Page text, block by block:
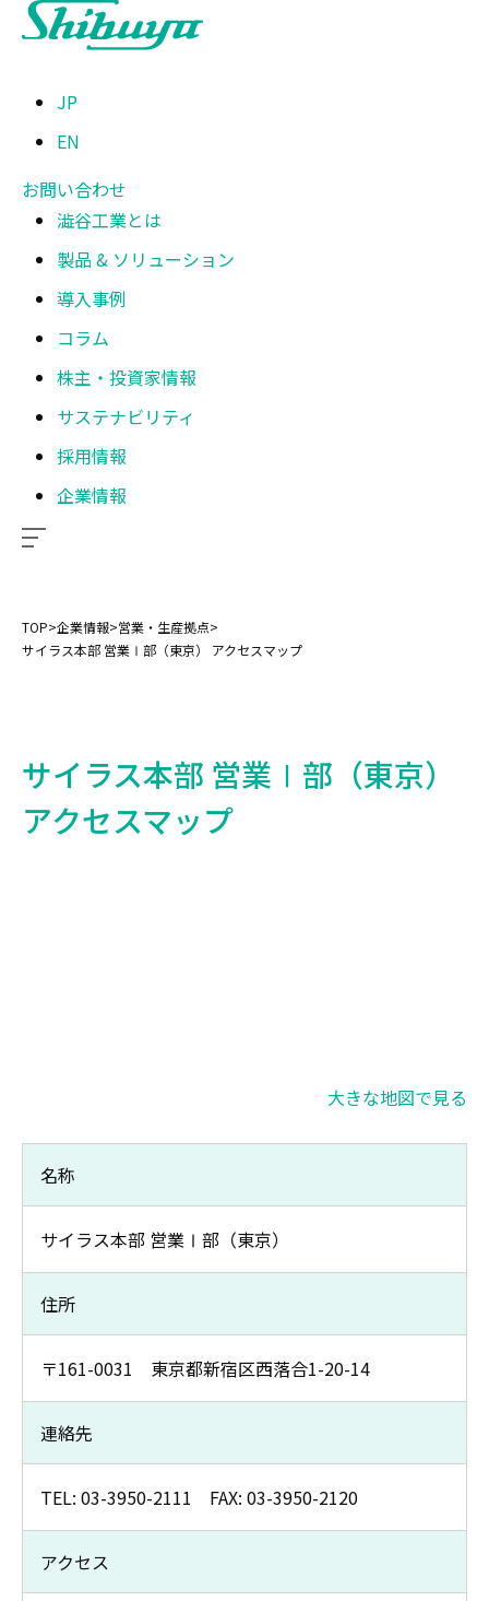
JP
EN
お問い合わせ
澁谷工業とは
製品 & ソリューション
導入事例
コラム
株主・投資家情報
サステナビリティ
採用情報
企業情報
TOP>企業情報>営業・生産拠点>
サイラス本部 営業Ⅰ部（東京） アクセスマップ
サイラス本部 営業Ⅰ部（東京）
アクセスマップ
大きな地図で見る
名称
サイラス本部 営業Ⅰ部（東京）
住所
〒161-0031 東京都新宿区西落合1-20-14
連絡先
TEL: 03-3950-2111 FAX: 03-3950-2120
アクセス